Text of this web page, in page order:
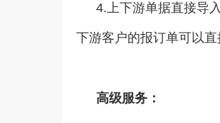
4.上下游单据直接导
下游客户的报订单可以
高级服务：